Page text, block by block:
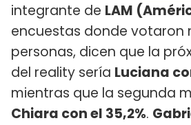
integrante de LAM
encuestas donde votaron
personas, dicen que la
del reality sería Luciana
mientras que la segunda
Chiara con el 35,2%.